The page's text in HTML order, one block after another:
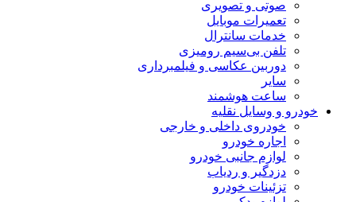
صوتی و تصویری
تعمیرات موبایل
خدمات سانترال
تلفن بی‌سیم رومیزی
دوربین عکاسی و فیلمبرداری
سایر
ساعت هوشمند
خودرو و وسایل نقلیه
خودروی داخلی و خارجی
اجاره خودرو
لوازم جانبی خودرو
دزدگیر و ردیاب
تزئینات خودرو